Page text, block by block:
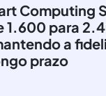
Computing
1.600 para
a
prazo